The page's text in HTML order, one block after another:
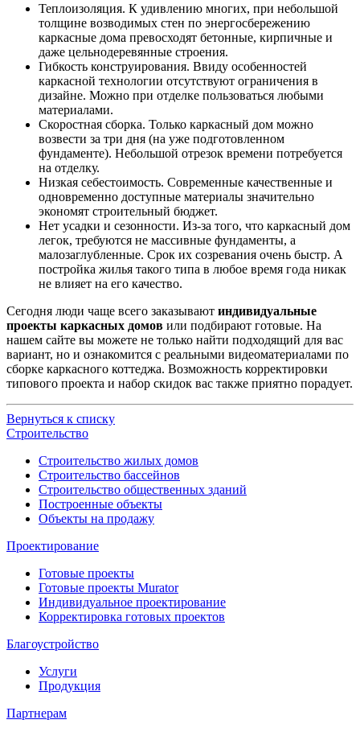
Теплоизоляция. К удивлению многих, при небольшой
толщине возводимых стен по энергосбережению
каркасные дома превосходят бетонные, кирпичные и
даже цельнодеревянные строения.
Гибкость конструирования. Ввиду особенностей
каркасной технологии отсутствуют ограничения в
дизайне. Можно при отделке пользоваться любыми
материалами.
Скоростная сборка. Только каркасный дом можно
возвести за три дня (на уже подготовленном
фундаменте). Небольшой отрезок времени потребуется
на отделку.
Низкая себестоимость. Современные качественные и
одновременно доступные материалы значительно
экономят строительный бюджет.
Нет усадки и сезонности. Из-за того, что каркасный дом
легок, требуются не массивные фундаменты, а
малозаглубленные. Срок их созревания очень быстр. А
постройка жилья такого типа в любое время года никак
не влияет на его качество.
Сегодня люди чаще всего заказывают индивидуальные
проекты каркасных домов или подбирают готовые. На
нашем сайте вы можете не только найти подходящий для вас
вариант, но и ознакомится с реальными видеоматериалами по
сборке каркасного коттеджа. Возможность корректировки
типового проекта и набор скидок вас также приятно порадует.
Вернуться к списку
Строительство
Строительство жилых домов
Строительство бассейнов
Строительство общественных зданий
Построенные объекты
Объекты на продажу
Проектирование
Готовые проекты
Готовые проекты Murator
Индивидуальное проектирование
Корректировка готовых проектов
Благоустройство
Услуги
Продукция
Партнерам